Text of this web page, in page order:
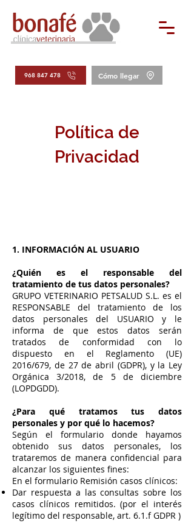
968 847 478 Cómo llegar
Política de
Privacidad
1. INFORMACIÓN AL USUARIO
¿Quién es el responsable del
tratamiento de tus datos personales?
GRUPO VETERINARIO PETSALUD S.L. es el
RESPONSABLE del tratamiento de los
datos personales del USUARIO y le
informa de que estos datos serán
tratados de conformidad con lo
dispuesto en el Reglamento (UE)
2016/679, de 27 de abril (GDPR), y la Ley
Orgánica 3/2018, de 5 de diciembre
(LOPDGDD).
¿Para qué tratamos tus datos
personales y por qué lo hacemos?
Según el formulario donde hayamos
obtenido sus datos personales, los
trataremos de manera confidencial para
alcanzar los siguientes fines:
En el formulario Remisión casos clínicos:
Dar respuesta a las consultas sobre los
casos clínicos remitidos. (por el interés
legítimo del responsable, art. 6.1.f GDPR )